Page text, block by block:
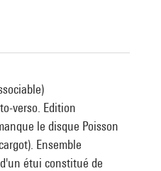
verso. Edition
le disque Poisson
Ensemble
étui constitué de